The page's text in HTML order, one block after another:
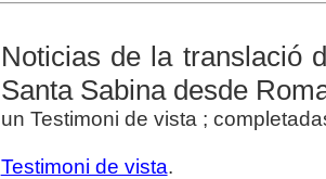
Noticias de la translació
Santa Sabina desde
un Testimoni de vista ;
Testimoni de vista.